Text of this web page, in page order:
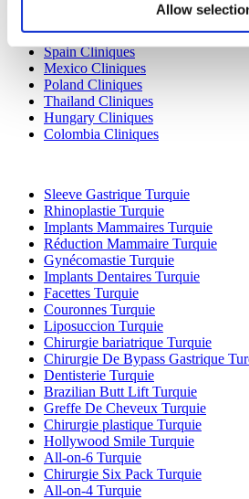
Allow
Turquie Cliniques
Spain Cliniques
Mexico Cliniques
Poland Cliniques
Thailand Cliniques
Hungary Cliniques
Colombia Cliniques
Sleeve Gastrique Turquie
Rhinoplastie Turquie
Implants Mammaires Turquie
Réduction Mammaire Turquie
Gynécomastie Turquie
Implants Dentaires Turquie
Facettes Turquie
Couronnes Turquie
Liposuccion Turquie
Chirurgie bariatrique Turquie
Chirurgie De Bypass Gastrique
Dentisterie Turquie
Brazilian Butt Lift Turquie
Greffe De Cheveux Turquie
Chirurgie plastique Turquie
Hollywood Smile Turquie
All-on-6 Turquie
Chirurgie Six Pack Turquie
All-on-4 Turquie